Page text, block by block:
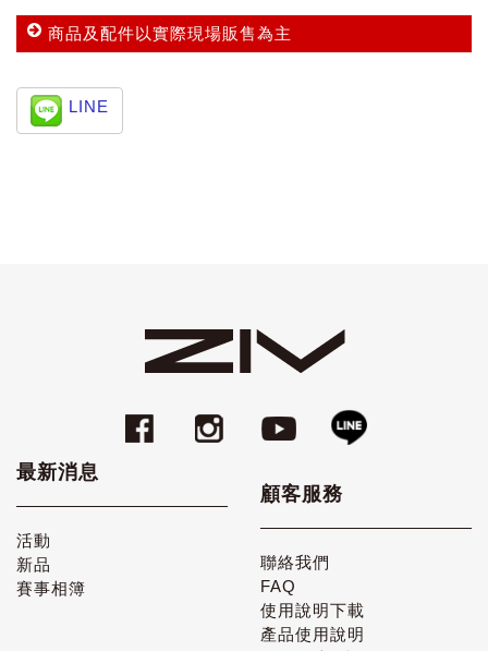
商品及配件以實際現場販售為主
LINE
最新消息
活動
新品
賽事相簿
顧客服務
聯絡我們
FAQ
使用說明下載
產品使用說明